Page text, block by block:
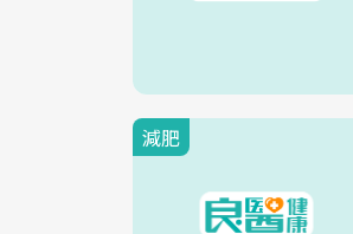
減肥